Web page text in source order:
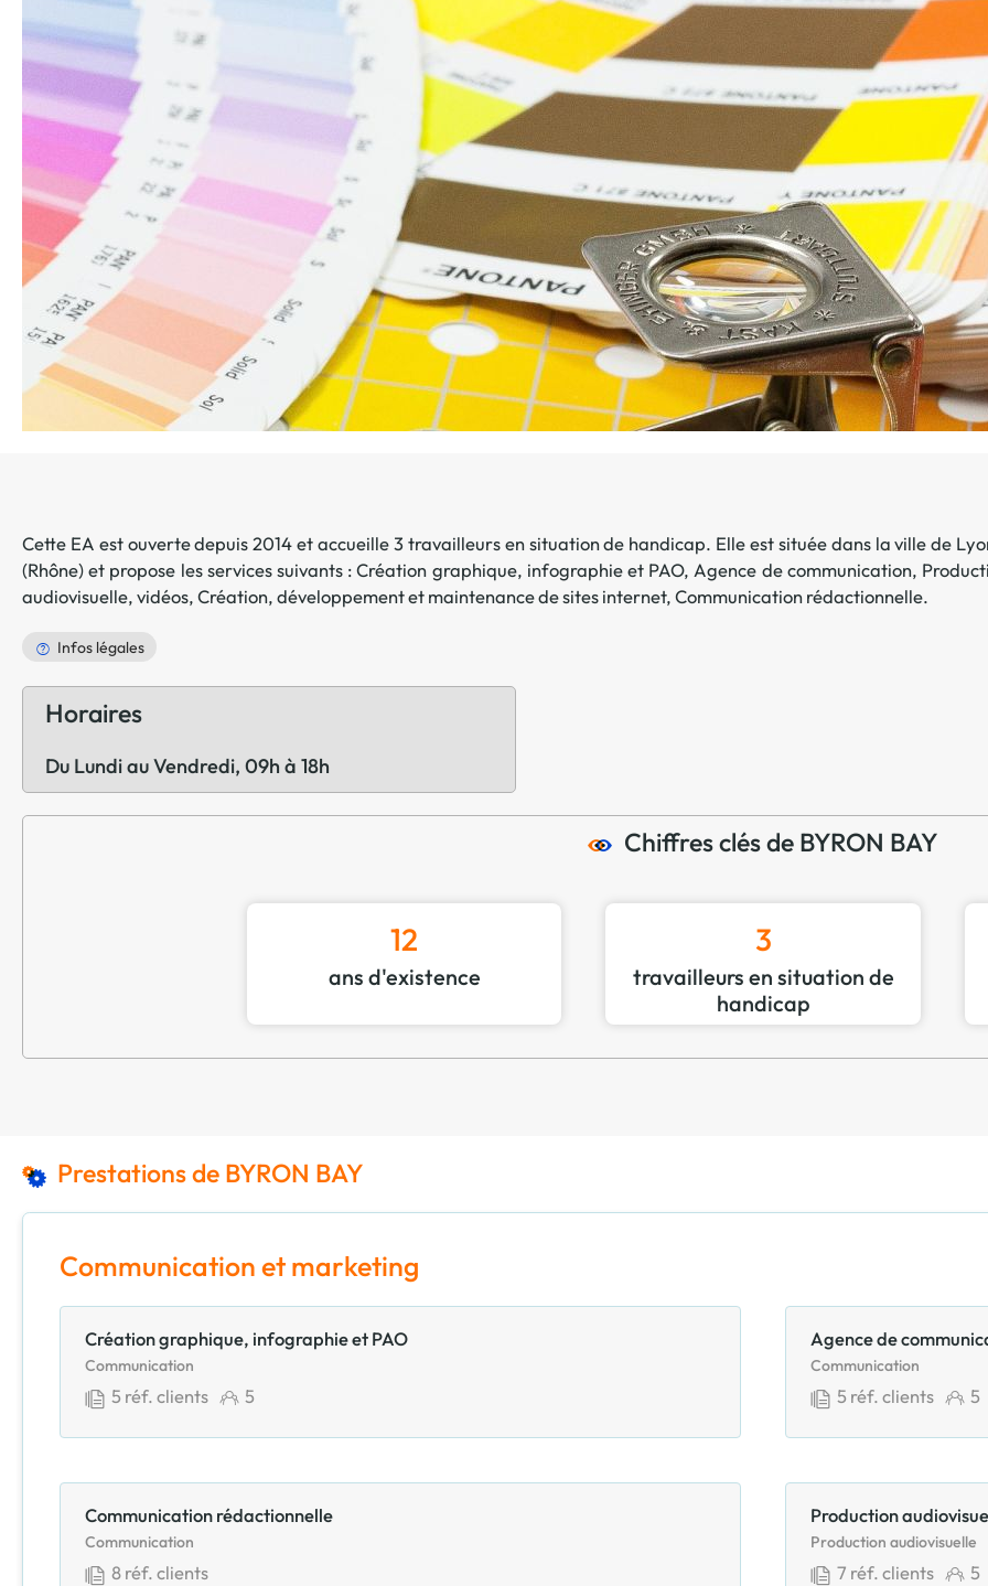
La promotion de vos
Cultiver son réseau
Le Club Partenaires
Je communique
Votre visibilité on-line clé en main
Vos kits de communication
Je vends
Votre boîte à outils « accélérez
J'améliore mes pratiques
Vos formations 100%
Votre centre de ressources et
Je restructure ou je
Vos services enrichis
Cette EA est ouverte depuis 2014 et accueille 3 travailleurs en situation de handicap. Elle est située dans la ville de
(Rhône) et propose les services suivants :Création graphique, infographie et PAO, Agence de communication,
audiovisuelle, vidéos,Création, développement et maintenance de sites internet,Communication rédactionnelle.
Infos légales
Horaires
Du Lundi au Vendredi, 09h à 18h
Chiffres clés de BYRON BAY
12
ans d'existence
3
travailleurs en situation de
handicap
Prestations de BYRON BAY
Communication et marketing
Création graphique, infographie et PAO
Communication
5réf. clients 5
Agence de
Communication
5réf. clients 5
Communication rédactionnelle
Communication
8réf. clients
Production
Production audiovisuelle
7 réf. clients 5